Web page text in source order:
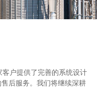
户提供了完善的系统设计
后服务。我们将继续深耕